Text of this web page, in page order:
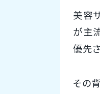
美容
が主
優先
その